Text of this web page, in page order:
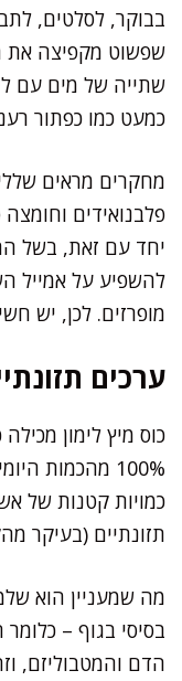
בבוקר, לסלטים,
שפשוט מקפיצה את
שתייה של מים עם
כמעט כמו כפתור
מחקרים מראים
פלבנואידים וחומצה
יחד עם זאת, בשל
להשפיע על אמייל
מופרזים. לכן, יש
ערכים
100% מהכמות
תזונתיים (בעיקר
מה שמעניין הוא
בסיסי בגוף –
הדם והמטבוליזם,